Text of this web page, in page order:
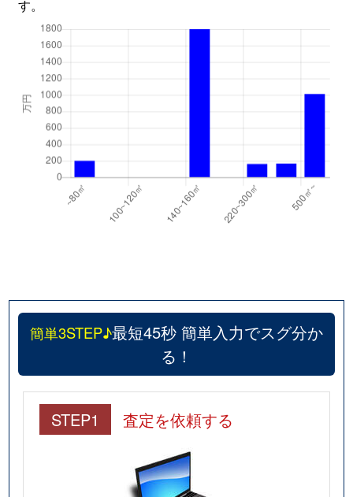
す。
簡単3STEP♪最短45秒 簡単入力でスグ分か
る！
STEP1 査定を依頼する